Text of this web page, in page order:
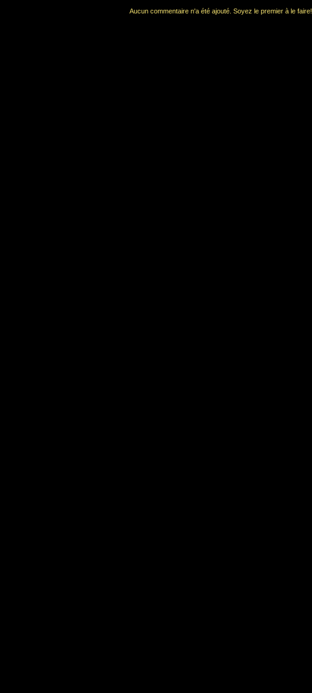
Aucun commentaire n'a été ajouté. Soyez le premier à le faire!